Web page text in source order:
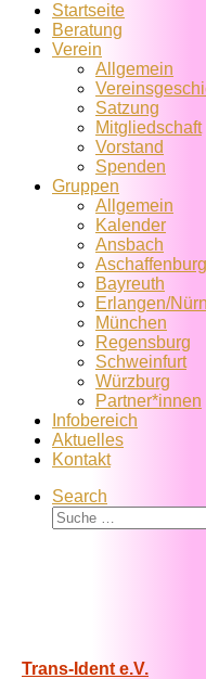
Startseite
Beratung
Verein
Allgemein
Satzung
Mitglied­schaft
Vorstand
Spenden
Gruppen
Allgemein
Kalender
Ansbach
Aschaffenburg
Bayreuth
Erlangen/
München
Regensburg
Schweinfurt
Würzburg
Partner*innen
Infobereich
Aktuelles
Kontakt
Search
Suche
Trans-Ident e.V.